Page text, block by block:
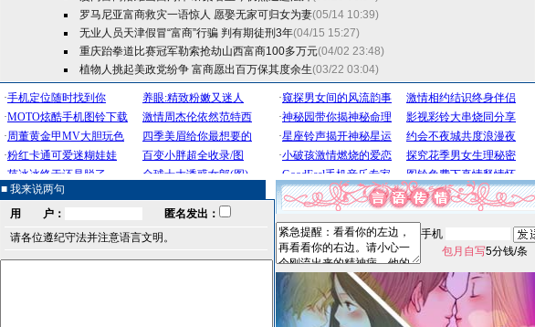
罗马尼亚富商救灾一语惊人 愿娶无家可归女为妻(05/14 10:39)
无业人员天津假冒“富商”行骗 判有期徒刑3年(04/15 15:27)
重庆跆拳道比赛冠军勒索抢劫山西富商100多万元(04/02 23:48)
植物人挑起美政党纷争 富商愿出百万保其度余生(03/22 03:04)
■ 我来说两句
用 户：
匿名发出：
请各位遵纪守法并注意语言文明。
手机
包月自写5分钱/条